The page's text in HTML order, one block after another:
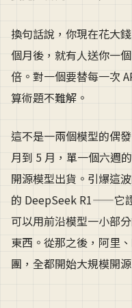
換句話說，你現在花大
個月後，就有人送你一
倍。對一個要替每一次
算術題不難解。
這不是一兩個模型的偶
月到 5 月，單一個六週
開源模型出貨。引爆這
的 DeepSeek R1——它
可以用前沿模型一小部
東西。從那之後，阿里
團，全都開始大規模開源